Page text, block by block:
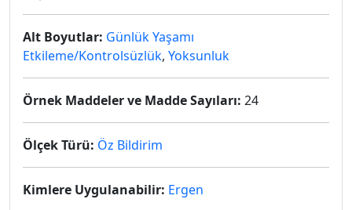
Alt Boyutlar: Günlük Yaşamı
Etkileme/Kontrolsüzlük, Yoksunluk
Örnek Maddeler ve Madde Sayıları: 24
Ölçek Türü: Öz Bildirim
Kimlere Uygulanabilir: Ergen